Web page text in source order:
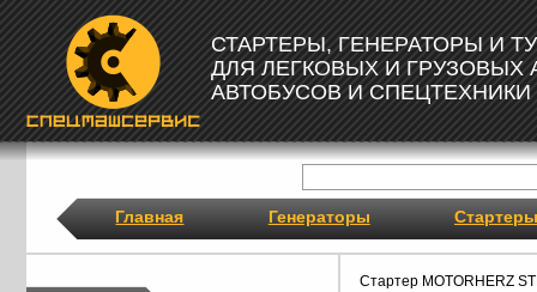
СТАРТЕРЫ, ГЕНЕРАТОРЫ И
ДЛЯ ЛЕГКОВЫХ И ГРУЗОВЫХ
АВТОБУСОВ И СПЕЦТЕХНИКИ
Главная Генераторы Стартеры
Стартер MOTORHERZ